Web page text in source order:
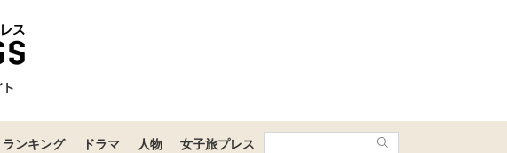
ランキング ドラマ 人物 女子旅プレス